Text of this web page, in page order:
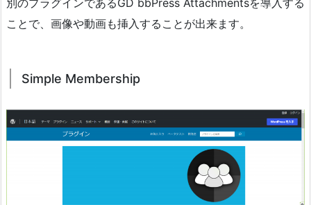
ことで、画像や動画も挿入することが出来ます。
Simple Membership